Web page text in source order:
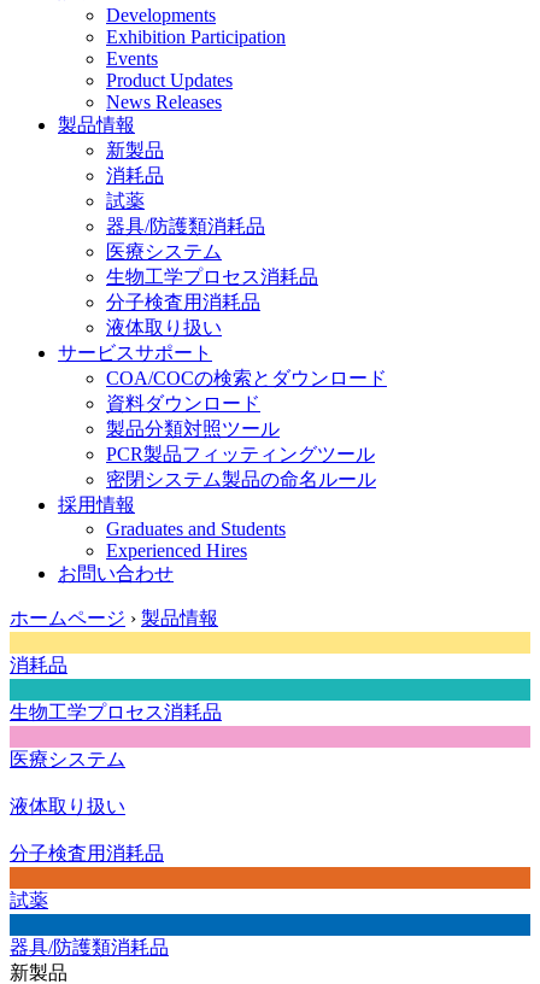
Developments
Exhibition Participation
Events
Product Updates
News Releases
製品情報
新製品
消耗品
試薬
器具/防護類消耗品
医療システム
生物工学プロセス消耗品
分子検査用消耗品
液体取り扱い
サービスサポート
COA/COCの検索とダウンロード
資料ダウンロード
製品分類対照ツール
PCR製品フィッティングツール
密閉システム製品の命名ルール
採用情報
Graduates and Students
Experienced Hires
お問い合わせ
ホームページ › 製品情報
消耗品
生物工学プロセス消耗品
医療システム
液体取り扱い
分子検査用消耗品
試薬
器具/防護類消耗品
新製品